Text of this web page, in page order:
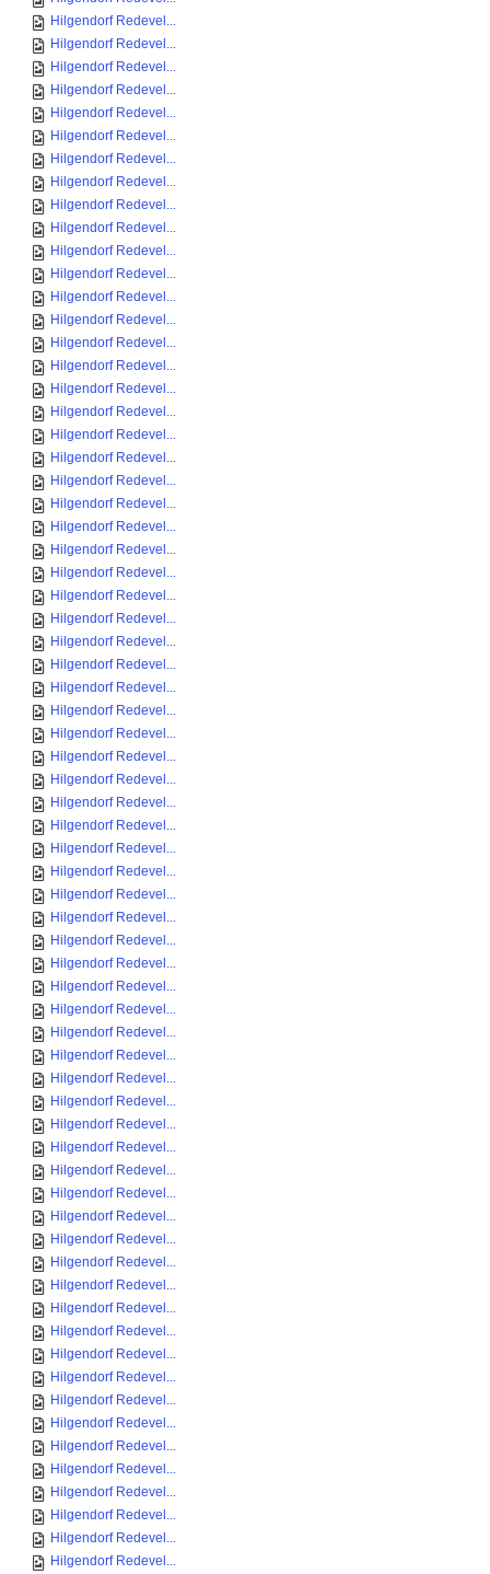
Hilgendorf Redevel...
Hilgendorf Redevel...
Hilgendorf Redevel...
Hilgendorf Redevel...
Hilgendorf Redevel...
Hilgendorf Redevel...
Hilgendorf Redevel...
Hilgendorf Redevel...
Hilgendorf Redevel...
Hilgendorf Redevel...
Hilgendorf Redevel...
Hilgendorf Redevel...
Hilgendorf Redevel...
Hilgendorf Redevel...
Hilgendorf Redevel...
Hilgendorf Redevel...
Hilgendorf Redevel...
Hilgendorf Redevel...
Hilgendorf Redevel...
Hilgendorf Redevel...
Hilgendorf Redevel...
Hilgendorf Redevel...
Hilgendorf Redevel...
Hilgendorf Redevel...
Hilgendorf Redevel...
Hilgendorf Redevel...
Hilgendorf Redevel...
Hilgendorf Redevel...
Hilgendorf Redevel...
Hilgendorf Redevel...
Hilgendorf Redevel...
Hilgendorf Redevel...
Hilgendorf Redevel...
Hilgendorf Redevel...
Hilgendorf Redevel...
Hilgendorf Redevel...
Hilgendorf Redevel...
Hilgendorf Redevel...
Hilgendorf Redevel...
Hilgendorf Redevel...
Hilgendorf Redevel...
Hilgendorf Redevel...
Hilgendorf Redevel...
Hilgendorf Redevel...
Hilgendorf Redevel...
Hilgendorf Redevel...
Hilgendorf Redevel...
Hilgendorf Redevel...
Hilgendorf Redevel...
Hilgendorf Redevel...
Hilgendorf Redevel...
Hilgendorf Redevel...
Hilgendorf Redevel...
Hilgendorf Redevel...
Hilgendorf Redevel...
Hilgendorf Redevel...
Hilgendorf Redevel...
Hilgendorf Redevel...
Hilgendorf Redevel...
Hilgendorf Redevel...
Hilgendorf Redevel...
Hilgendorf Redevel...
Hilgendorf Redevel...
Hilgendorf Redevel...
Hilgendorf Redevel...
Hilgendorf Redevel...
Hilgendorf Redevel...
Hilgendorf Redevel...